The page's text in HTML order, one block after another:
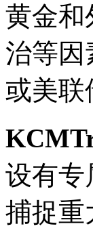
黄金和
治等因
或美联
设有专
捕捉重